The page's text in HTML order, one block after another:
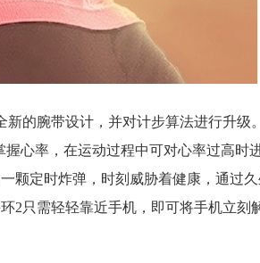
的腕带设计，并对计步算法进行升级
心率，在运动过程中可对心率过高时
颗定时炸弹，时刻威胁着健康，通过
2只需轻轻靠近手机，即可将手机立刻